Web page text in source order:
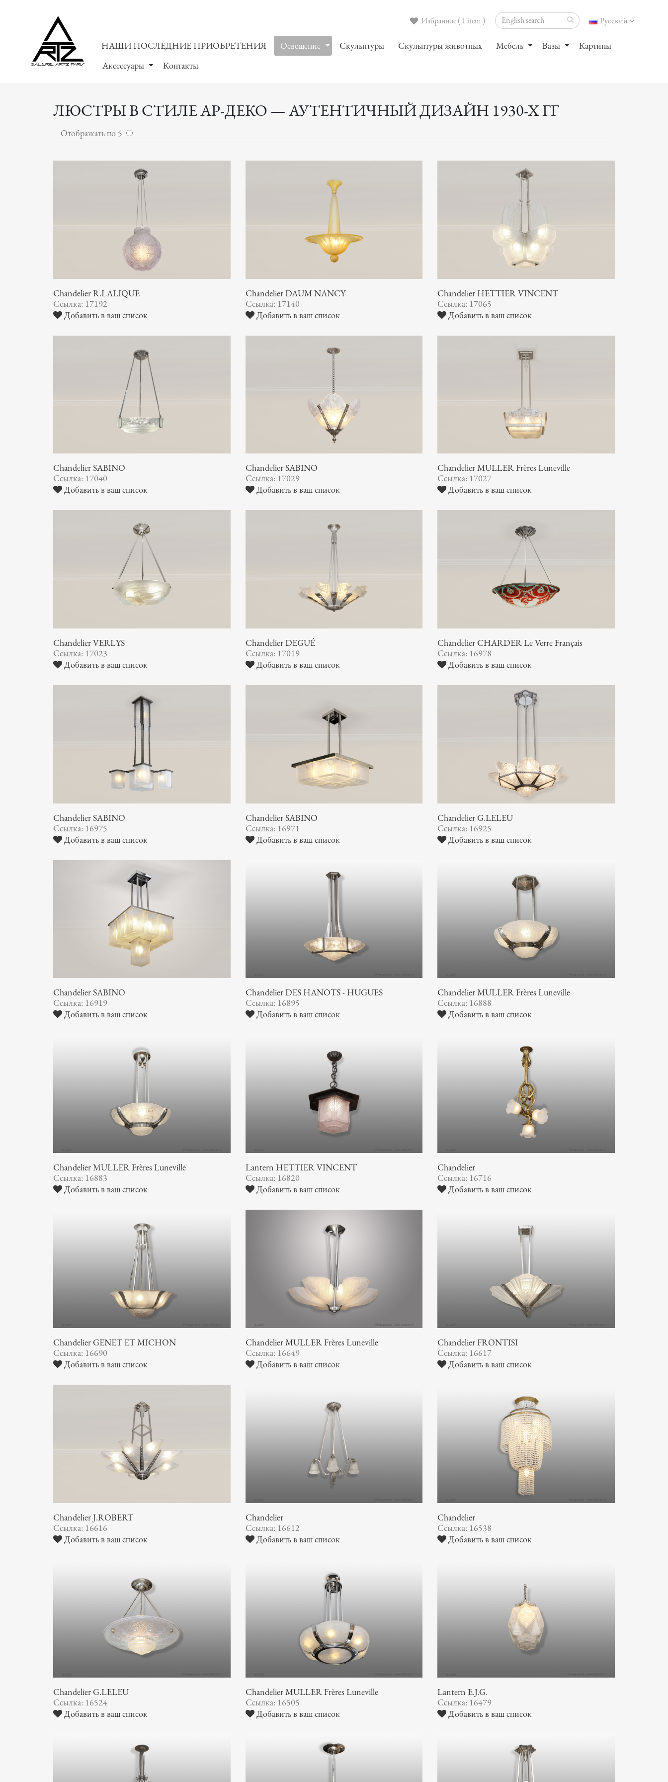
Русский
Избранное ( 1 item )
НАШИ ПОСЛЕДНИЕ ПРИОБРЕТЕНИЯ Oсвещение Скульптуры Скульптуры животных Мебель Вазы
Картины
Аксессуары
Контакты
ЛЮСТРЫ В СТИЛЕ АР-ДЕКО — АУТЕНТИЧНЫЙ ДИЗАЙН 1930-Х ГГ
Отображать по 5
Chandelier R.LALIQUE
Ссылка: 17192
Добавить в ваш список
Chandelier DAUM NANCY
Ссылка: 17140
Добавить в ваш список
Chandelier HETTIER VINCENT
Ссылка: 17065
Добавить в ваш список
Chandelier SABINO
Ссылка: 17040
Добавить в ваш список
Chandelier SABINO
Ссылка: 17029
Добавить в ваш список
Chandelier MULLER Frères Luneville
Ссылка: 17027
Добавить в ваш список
Chandelier VERLYS
Ссылка: 17023
Добавить в ваш список
Chandelier DEGUÉ
Ссылка: 17019
Добавить в ваш список
Chandelier CHARDER Le Verre Français
Ссылка: 16978
Добавить в ваш список
Chandelier SABINO
Ссылка: 16975
Добавить в ваш список
Chandelier SABINO
Ссылка: 16971
Добавить в ваш список
Chandelier G.LELEU
Ссылка: 16925
Добавить в ваш список
Chandelier SABINO
Ссылка: 16919
Добавить в ваш список
Chandelier DES HANOTS - HUGUES
Ссылка: 16895
Добавить в ваш список
Chandelier MULLER Frères Luneville
Ссылка: 16888
Добавить в ваш список
Chandelier MULLER Frères Luneville
Ссылка: 16883
Добавить в ваш список
Lantern HETTIER VINCENT
Ссылка: 16820
Добавить в ваш список
Chandelier
Ссылка: 16716
Добавить в ваш список
Chandelier GENET ET MICHON
Ссылка: 16690
Добавить в ваш список
Chandelier MULLER Frères Luneville
Ссылка: 16649
Добавить в ваш список
Chandelier FRONTISI
Ссылка: 16617
Добавить в ваш список
Chandelier J.ROBERT
Ссылка: 16616
Добавить в ваш список
Chandelier
Ссылка: 16612
Добавить в ваш список
Chandelier
Ссылка: 16538
Добавить в ваш список
Chandelier G.LELEU
Ссылка: 16524
Добавить в ваш список
Chandelier MULLER Frères Luneville
Ссылка: 16505
Добавить в ваш список
Lantern E.J.G.
Ссылка: 16479
Добавить в ваш список